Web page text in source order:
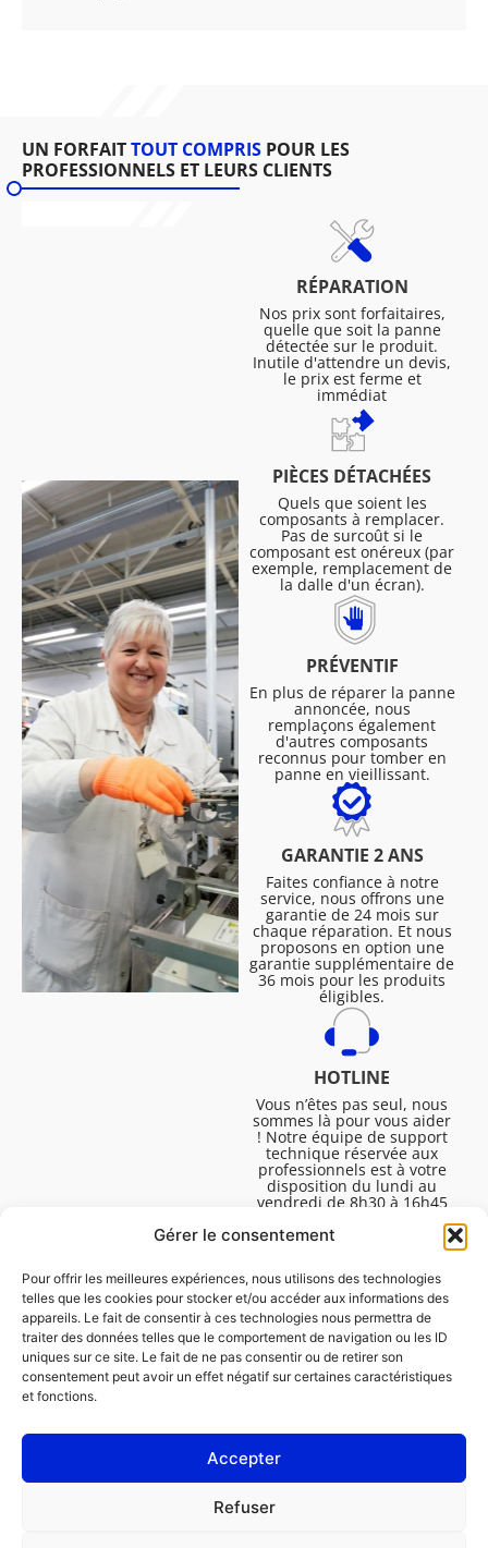
Gérer le consentement
Pour offrir les meilleures expériences, nous utilisons des technologies
telles que les cookies pour stocker et/ou accéder aux informations des
appareils. Le fait de consentir à ces technologies nous permettra de
traiter des données telles que le comportement de navigation ou les ID
uniques sur ce site. Le fait de ne pas consentir ou de retirer son
consentement peut avoir un effet négatif sur certaines caractéristiques
et fonctions.
Accepter
Refuser
UN FORFAITTOUT COMPRIS POUR LES
PROFESSIONNELS ET LEURS CLIENTS
RÉPARATION
Nos prix sont forfaitaires,
quelle que soit la panne
détectée sur le produit.
Inutile d'attendre un devis,
le prix est ferme et
immédiat
PIÈCES DÉTACHÉES
Quels que soient les
composants à remplacer.
Pas de surcoût si le
composant est onéreux (par
exemple, remplacement de
la dalle d'un écran).
PRÉVENTIF
En plus de réparer la panne
annoncée, nous
remplaçons également
d'autres composants
reconnus pour tomber en
panne en vieillissant.
GARANTIE 2 ANS
Faites confiance à notre
service, nous offrons une
garantie de 24 mois sur
chaque réparation. Et nous
proposons en option une
garantie supplémentaire de
36 mois pour les produits
éligibles.
HOTLINE
Vous n’êtes pas seul, nous
sommes là pour vous aider
! Notre équipe de support
technique réservée aux
professionnels est à votre
disposition du lundi au
vendredi de 8h30 à 16h45
pour vous aider à résoudre
toutes vos questions
Mentions légales